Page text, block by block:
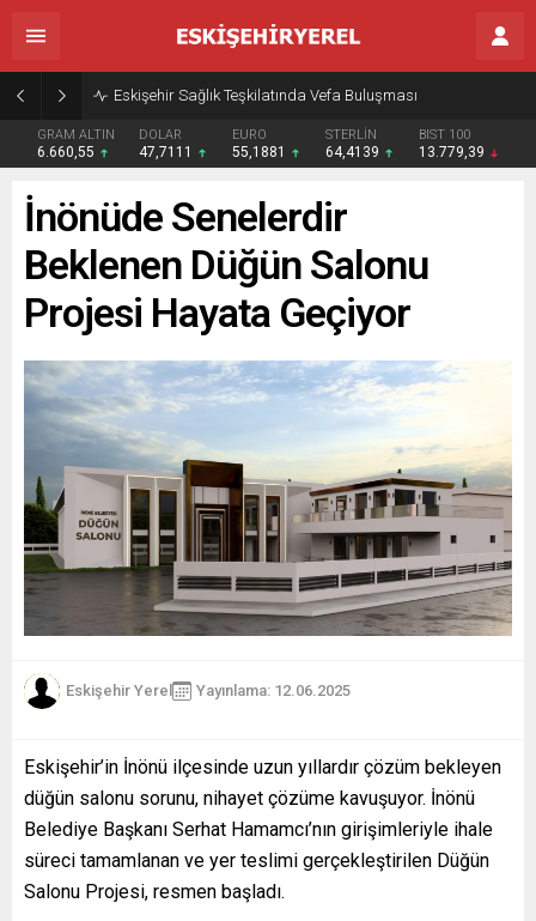
Eskişehir Sağlık Teşkilatında Vefa Buluşması
GRAM ALTIN
6.660,55
DOLAR
47,7111
EURO
55,1881
STERLİN
64,4139
BIST 100
13.779,39
İnönüde Senelerdir
Beklenen Düğün Salonu
Projesi Hayata Geçiyor
Eskişehir Yerel Yayınlama: 12.06.2025
Eskişehir’in İnönü ilçesinde uzun yıllardır çözüm bekleyen
düğün salonu sorunu, nihayet çözüme kavuşuyor. İnönü
Belediye Başkanı Serhat Hamamcı’nın girişimleriyle ihale
süreci tamamlanan ve yer teslimi gerçekleştirilen Düğün
Salonu Projesi, resmen başladı.